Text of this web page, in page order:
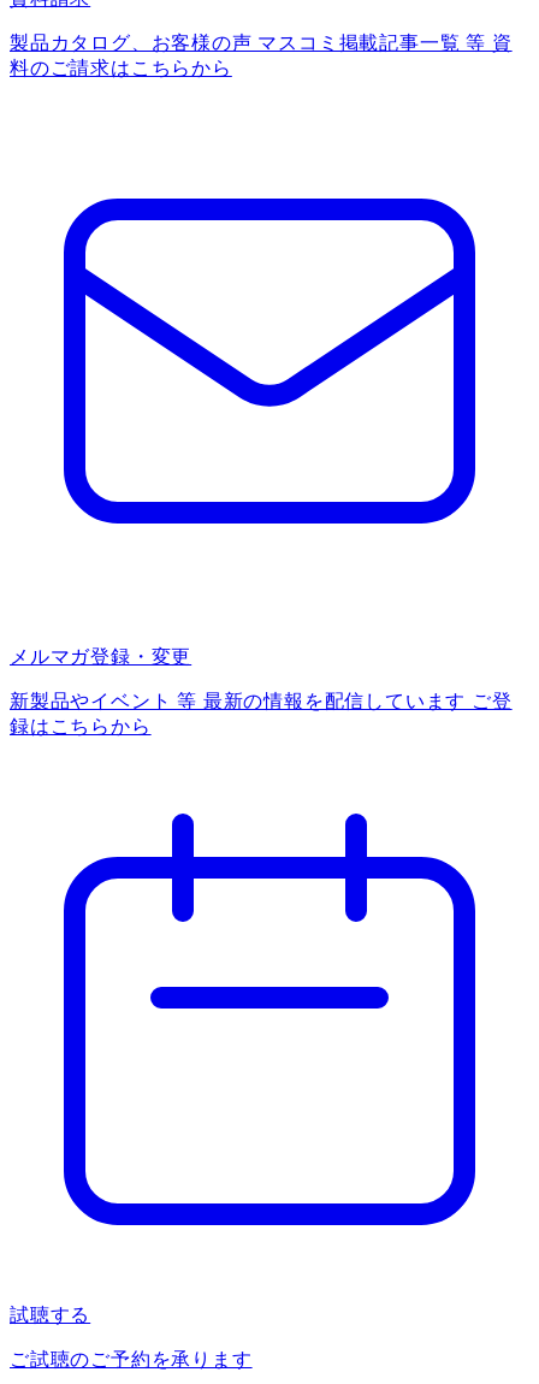
製品カタログ、お客様の声 マスコミ掲載記事一覧 等 資
料のご請求はこちらから
メルマガ登録・変更
新製品やイベント 等 最新の情報を配信しています ご登
録はこちらから
試聴する
ご試聴のご予約を承ります